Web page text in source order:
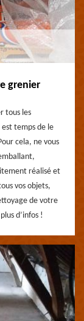
grenier
tous les
est temps de le
cela, ne vous
réalisé et
vos objets,
de votre
d’infos !